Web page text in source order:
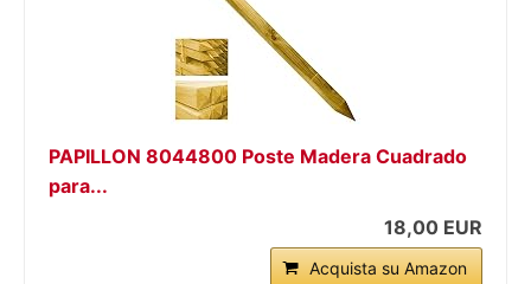
PAPILLON 8044800 Poste Madera Cuadrado
para...
18,00 EUR
Acquista su Amazon